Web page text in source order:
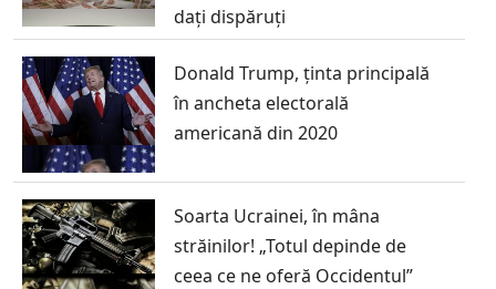
dați dispăruți
Donald Trump, ținta principală
în ancheta electorală
americană din 2020
Soarta Ucrainei, în mâna
străinilor! „Totul depinde de
ceea ce ne oferă Occidentul”